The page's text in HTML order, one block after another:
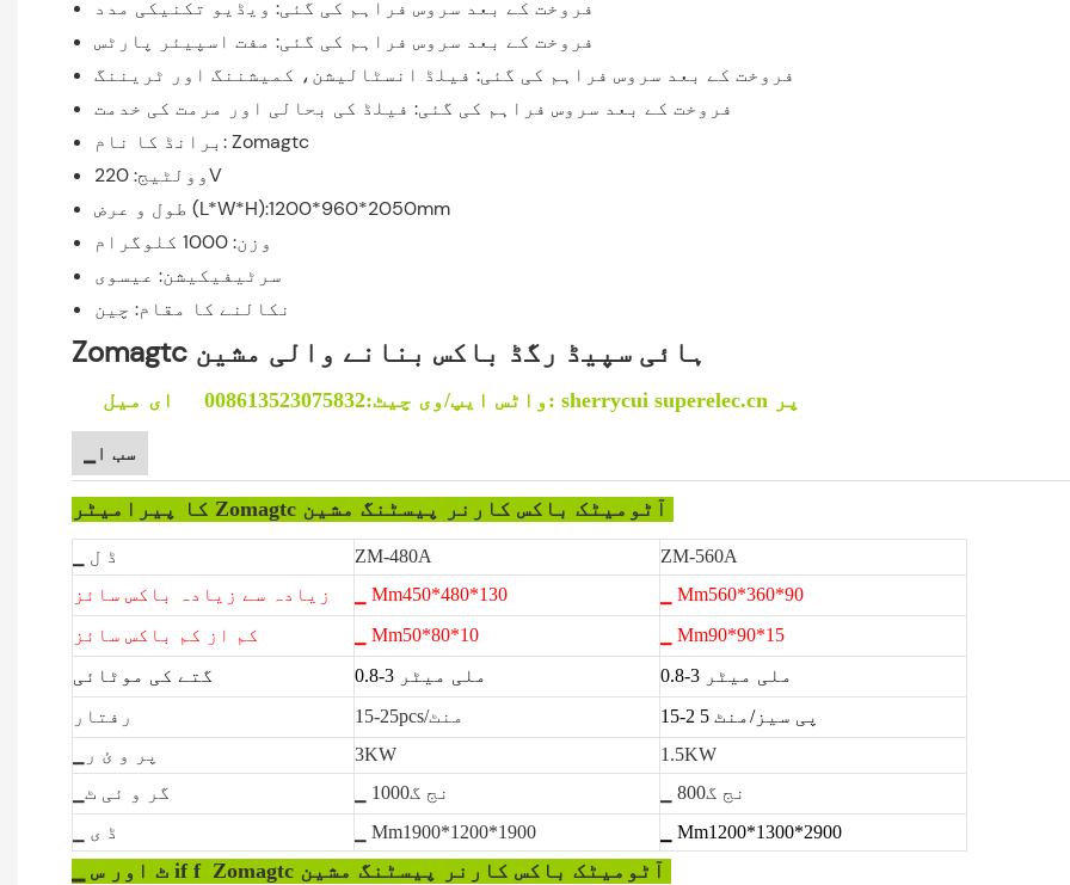
فروخت کے بعد سروس فراہم کی گئی: ویڈیو تکنیکی مدد
فروخت کے بعد سروس فراہم کی گئی: مفت اسپیئر پارٹس
فروخت کے بعد سروس فراہم کی گئی: فیلڈ انسٹالیشن، کمیشننگ اور ٹریننگ
فروخت کے بعد سروس فراہم کی گئی: فیلڈ کی بحالی اور مرمت کی خدمت
برانڈ کا نام: Zomagtc
وولٹیج: 220V
طول و عرض (L*W*H):1200*960*2050mm
وزن: 1000 کلوگرام
سرٹیفیکیشن: عیسوی
نکالنے کا مقام: چین
Zomagtc ہائی سپیڈ رگڈ باکس بنانے والی مشین
واٹس ایپ/وی چیٹ:008613523075832 ای میل: sherrycui superelec.cn پر
▁سب ا
▁ ڈ ل ZM-480A
ZM-560A
زیادہ سے زیادہ باکس سائز
▁ Mm450*480*130
▁ Mm560*360*90
کم از کم باکس سائز
▁ Mm50*80*10
▁ Mm90*90*15
گتے کی موٹائی
0.8-3 ملی میٹر
0.8-3 ملی میٹر
رفتار
15-25pcs/منٹ 15-2 5 پی سیز/منٹ
▁پر و ئ ر
3KW
1.5KW
▁گر و ئی ٹ
▁ نج گ1000
▁ نج گ800
▁ ڈ ی
▁ Mm1900*1200*1900 ▁ Mm1200*1300*2900
▁ ٹ اور س if f